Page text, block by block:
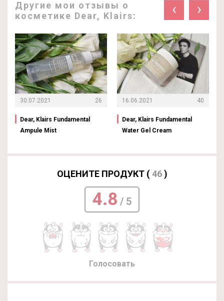
Другие мои отзывы о
косметике Dear, Klairs:
‹ ›
30.07.2021 26
Dear, Klairs Fundamental
Ampule Mist
16.06.2021 40
Dear, Klairs Fundamental
Water Gel Cream
ОЦЕНИТЕ ПРОДУКТ (46)
4.8 / 5
Голосовать